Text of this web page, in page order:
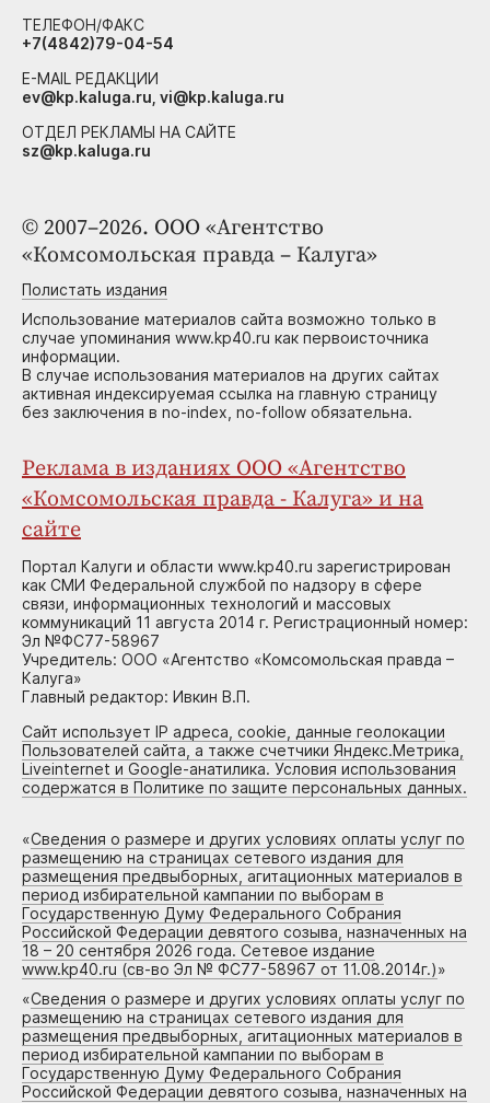
© 2007–2026. ООО «Агентство
«Комсомольская правда – Калуга»
Полистать издания
Использование материалов сайта возможно только в
случае упоминания www.kp40.ru как первоисточника
информации.
В случае использования материалов на других сайтах
активная индексируемая ссылка на главную страницу
без заключения в no-index, no-follow обязательна.
Реклама в изданиях ООО «Агентство
«Комсомольская правда - Калуга» и на
сайте
Портал Калуги и области www.kp40.ru зарегистрирован
как СМИ Федеральной службой по надзору в сфере
связи, информационных технологий и массовых
коммуникаций 11 августа 2014 г. Регистрационный номер:
Эл №ФС77-58967
Учредитель: ООО «Агентство «Комсомольская правда –
Калуга»
Главный редактор: Ивкин В.П.
Сайт использует IP адреса, cookie, данные геолокации
Пользователей сайта, а также счетчики Яндекс.Метрика,
Liveinternet и Google-анатилика. Условия использования
содержатся в Политике по защите персональных данных.
«Сведения о размере и других условиях оплаты услуг по
размещению на страницах сетевого издания для
размещения предвыборных, агитационных материалов в
период избирательной кампании по выборам в
Государственную Думу Федерального Собрания
Российской Федерации девятого созыва, назначенных на
18 – 20 сентября 2026 года. Сетевое издание
www.kp40.ru (св-во Эл № ФС77-58967 от 11.08.2014г.)»
«Сведения о размере и других условиях оплаты услуг по
размещению на страницах сетевого издания для
размещения предвыборных, агитационных материалов в
период избирательной кампании по выборам в
Государственную Думу Федерального Собрания
Российской Федерации девятого созыва, назначенных на
ТЕЛЕФОН/ФАКС
+7(4842)79-04-54
E-MAIL РЕДАКЦИИ
ev@kp.kaluga.ru, vi@kp.kaluga.ru
ОТДЕЛ РЕКЛАМЫ НА САЙТЕ
sz@kp.kaluga.ru